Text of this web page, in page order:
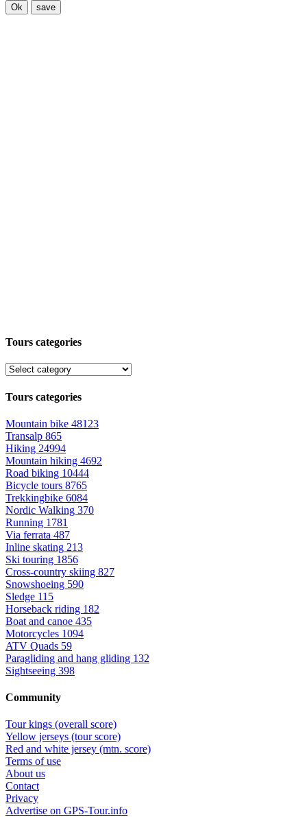
Ok save
Tours categories
Tours categories
Mountain bike 48123
Transalp 865
Hiking 24994
Mountain hiking 4692
Road biking 10444
Bicycle tours 8765
Trekkingbike 6084
Nordic Walking 370
Running 1781
Via ferrata 487
Inline skating 213
Ski touring 1856
Cross-country skiing 827
Snowshoeing 590
Sledge 115
Horseback riding 182
Boat and canoe 435
Motorcycles 1094
ATV Quads 59
Paragliding and hang gliding 132
Sightseeing 398
Community
Tour kings (overall score)
Yellow jerseys (tour score)
Red and white jersey (mtn. score)
Terms of use
About us
Contact
Privacy
Advertise on GPS-Tour.info